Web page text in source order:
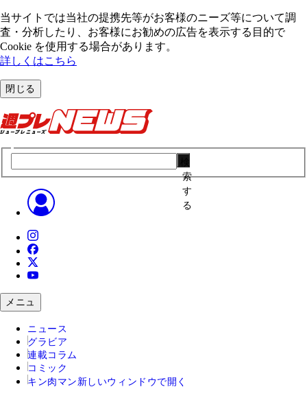
当サイトでは当社の提携先等がお客様のニーズ等について調
査・分析したり、お客様にお勧めの広告を表⽰する⽬的で
Cookie を使⽤する場合があります。
詳しくはこちら
閉じる
索
す
る
メニュ
ニュース
グラビア
連載コラム
コミック
キン肉マン 新しいウィンドウで開く